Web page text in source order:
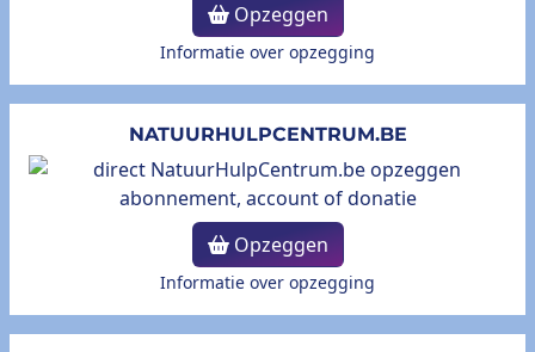
Opzeggen
Informatie over opzegging
NATUURHULPCENTRUM.BE
Opzeggen
Informatie over opzegging